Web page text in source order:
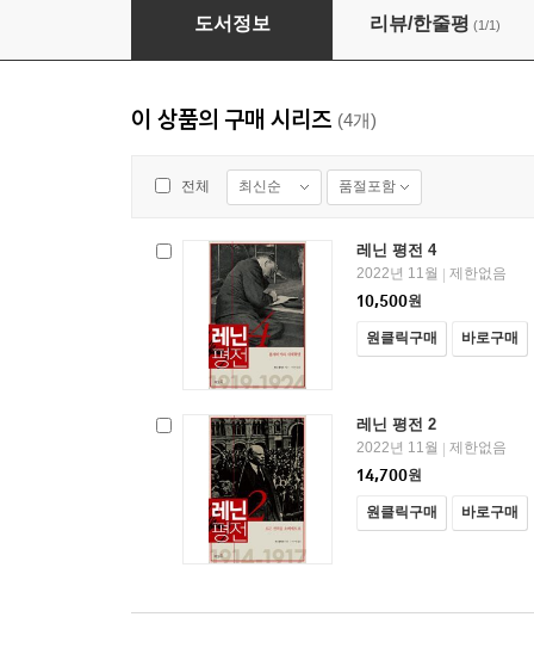
레닌 평전 1
도서정보 리뷰/한줄평 (1/1)
이 상품의 구매 시리즈 (4개)
전체 최신순 품절포함
레닌 평전 4
2022년 11월 | 제한없음
10,500원
원클릭구매 바로구매
레닌 평전 2
2022년 11월 | 제한없음
14,700원
원클릭구매 바로구매